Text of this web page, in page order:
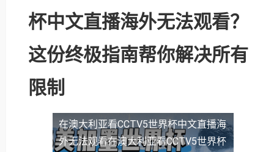
杯中文直播海外无法观看？
这份终极指南帮你解决所有
限制
在澳大利亚看CCTV5世界杯中文直播海
外无法观看在澳大利亚看CCTV5世界杯